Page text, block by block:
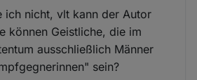
ich nicht, vlt kann der Autor
können Geistliche, die im
ausschließlich Männer
sein?